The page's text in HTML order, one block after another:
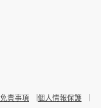
責事項
個人情報保護